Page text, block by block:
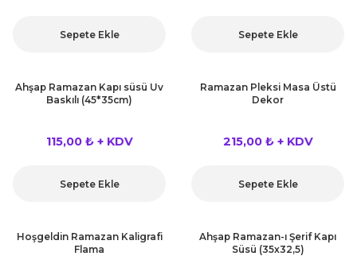
Sepete Ekle Sepete Ekle
Ahşap Ramazan Kapı süsü Uv
Baskılı (45*35cm)
115,00 ₺ + KDV
Sepete Ekle
Ramazan Pleksi Masa Üstü
Dekor
215,00 ₺ + KDV
Sepete Ekle
Hoşgeldin Ramazan Kaligrafi
Flama
Ahşap Ramazan-ı Şerif Kapı
Süsü (35x32,5)